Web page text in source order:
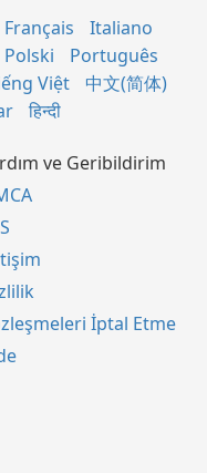
Français
Italiano
Polski
Português
Việt
中文(简体)
हिन्दी
ve Geribildirim
İptal Etme